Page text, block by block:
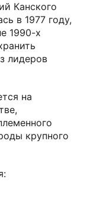
Канского
в 1977 году,
1990-х
лидеров
на
крупного